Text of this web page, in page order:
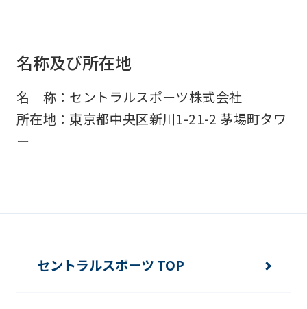
名称及び所在地
名 称：セントラルスポーツ株式会社
所在地：東京都中央区新川1-21-2 茅場町タワ
ー
セントラルスポーツ TOP